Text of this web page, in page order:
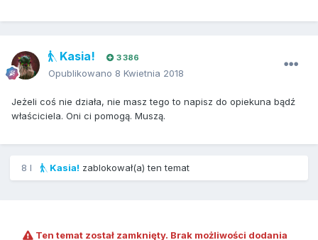
Kasia! 3 386
Opublikowano 8 Kwietnia 2018
Jeżeli coś nie działa, nie masz tego to napisz do opiekuna bądź
właściciela. Oni ci pomogą. Muszą.
8 l Kasia! zablokował(a) ten temat
Ten temat został zamknięty. Brak możliwości dodania